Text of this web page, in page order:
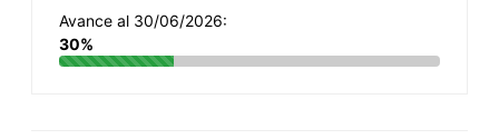
Avance al 30/06/2026:
30%